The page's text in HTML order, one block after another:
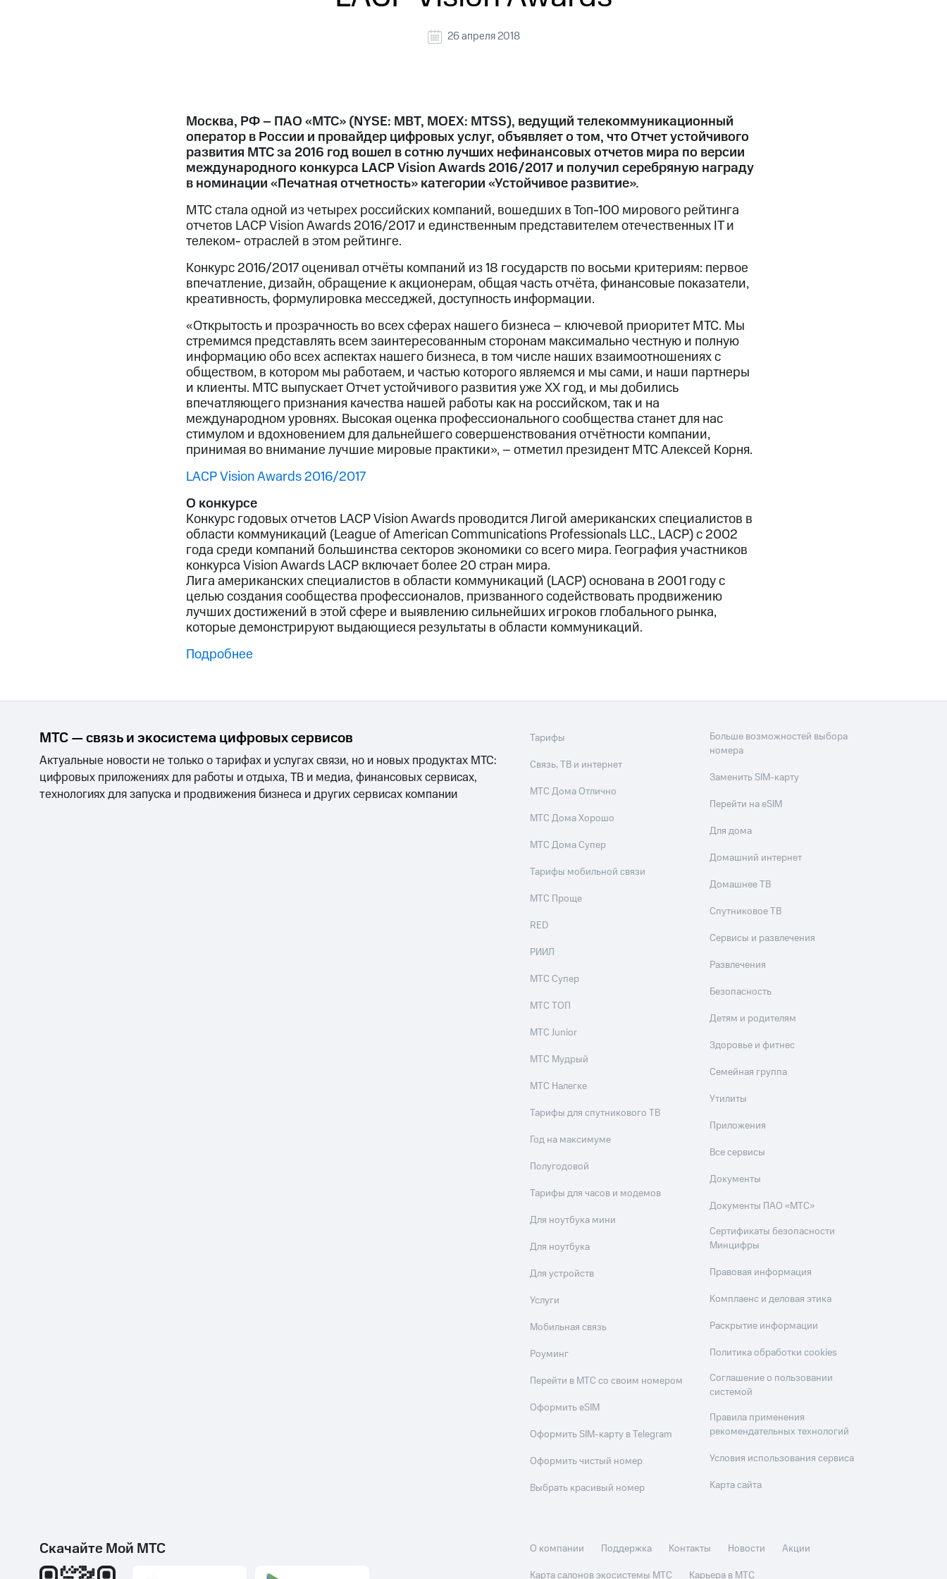
26 апреля 2018
Москва, РФ – ПАО «МТС» (NYSE: MBT, MOEX: MTSS), ведущий телекоммуникационный
оператор в России и провайдер цифровых услуг, объявляет о том, что Отчет устойчивого
развития МТС за 2016 год вошел в сотню лучших нефинансовых отчетов мира по версии
международного конкурса LACP Vision Awards 2016/2017 и получил серебряную награду
в номинации «Печатная отчетность» категории «Устойчивое развитие».
МТС стала одной из четырех российских компаний, вошедших в Топ-100 мирового рейтинга
отчетов LACP Vision Awards 2016/2017 и единственным представителем отечественных IT и
телеком- отраслей в этом рейтинге.
Конкурс 2016/2017 оценивал отчёты компаний из 18 государств по восьми критериям: первое
впечатление, дизайн, обращение к акционерам, общая часть отчёта, финансовые показатели,
креативность, формулировка месседжей, доступность информации.
«Открытость и прозрачность во всех сферах нашего бизнеса – ключевой приоритет МТС. Мы
стремимся представлять всем заинтересованным сторонам максимально честную и полную
информацию обо всех аспектах нашего бизнеса, в том числе наших взаимоотношениях с
обществом, в котором мы работаем, и частью которого являемся и мы сами, и наши партнеры
и клиенты. МТС выпускает Отчет устойчивого развития уже ХХ год, и мы добились
впечатляющего признания качества нашей работы как на российском, так и на
международном уровнях. Высокая оценка профессионального сообщества станет для нас
стимулом и вдохновением для дальнейшего совершенствования отчётности компании,
принимая во внимание лучшие мировые практики», – отметил президент МТС Алексей Корня.
LACP Vision Awards 2016/2017
О конкурсе
Конкурс годовых отчетов LACP Vision Awards проводится Лигой американских специалистов в
области коммуникаций (League of American Communications Professionals LLC., LACP) с 2002
года среди компаний большинства секторов экономики со всего мира. География участников
конкурса Vision Awards LACP включает более 20 стран мира.
Лига американских специалистов в области коммуникаций (LACP) основана в 2001 году с
целью создания сообщества профессионалов, призванного содействовать продвижению
лучших достижений в этой сфере и выявлению сильнейших игроков глобального рынка,
которые демонстрируют выдающиеся результаты в области коммуникаций.
Подробнее
МТС — связь и экосистема цифровых сервисов
Актуальные новости не только о тарифах и услугах связи, но и новых продуктах МТС:
цифровых приложениях для работы и отдыха, ТВ и медиа, финансовых сервисах,
технологиях для запуска и продвижения бизнеса и других сервисах компании
Тарифы
Связь, ТВ и интернет
МТС Дома Отлично
МТС Дома Хорошо
МТС Дома Супер
Тарифы мобильной связи
МТС Проще
RED
РИИЛ
МТС Супер
МТС ТОП
МТС Junior
МТС Мудрый
МТС Налегке
Тарифы для спутникового ТВ
Год на максимуме
Полугодовой
Тарифы для часов и модемов
Для ноутбука мини
Для ноутбука
Для устройств
Услуги
Мобильная связь
Роуминг
Перейти в МТС со своим номером
Оформить eSIM
Оформить SIM-карту в Telegram
Оформить чистый номер
Выбрать красивый номер
Больше возможностей выбора
номера
Заменить SIM-карту
Перейти на eSIM
Для дома
Домашний интернет
Домашнее ТВ
Спутниковое ТВ
Сервисы и развлечения
Развлечения
Безопасность
Детям и родителям
Здоровье и фитнес
Семейная группа
Утилиты
Приложения
Все сервисы
Документы
Документы ПАО «МТС»
Сертификаты безопасности
Минцифры
Правовая информация
Комплаенс и деловая этика
Раскрытие информации
Политика обработки cookies
Соглашение о пользовании
системой
Правила применения
рекомендательных технологий
Условия использования сервиса
Карта сайта
Скачайте Мой МТС О компании Поддержка Контакты Новости
Акции
Карта салонов экосистемы МТС
Карьера в МТС